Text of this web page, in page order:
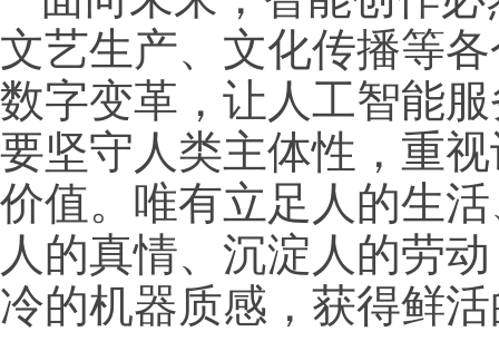
文艺生产、文化传播等
数字变革，让人工智能
要坚守人类主体性，重
价值。唯有立足人的生
人的真情、沉淀人的劳
冷的机器质感，获得鲜